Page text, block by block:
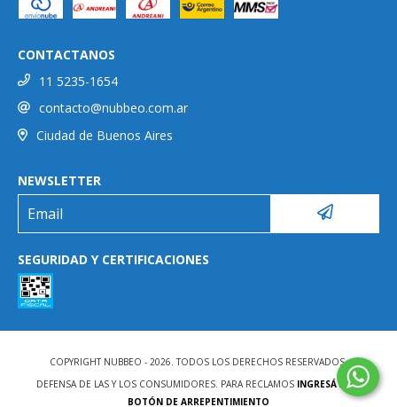
CONTACTANOS
11 5235-1654
contacto@nubbeo.com.ar
Ciudad de Buenos Aires
NEWSLETTER
SEGURIDAD Y CERTIFICACIONES
COPYRIGHT NUBBEO - 2026. TODOS LOS DERECHOS RESERVADOS.
DEFENSA DE LAS Y LOS CONSUMIDORES. PARA RECLAMOS INGRESÁ ACÁ.
BOTÓN DE ARREPENTIMIENTO